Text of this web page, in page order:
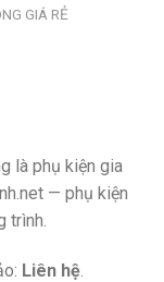
GIÁ RẺ
là phụ kiện gia
— phụ kiện
trình.
Liên hệ